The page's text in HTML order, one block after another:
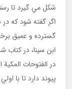
شكل مي گيرد تا
اگر گفته شود كه
گسترده و عميق
ابن سينا، در كتاب
در الفتوحات
پيوند دارد تا با